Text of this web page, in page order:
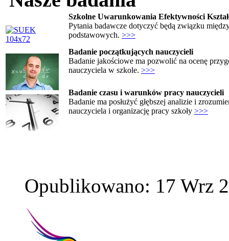
Szkolne Uwarunkowania Efektywności
Pytania badawcze dotyczyć będą związku
podstawowych. >>>
Badanie początkujących nauczycieli
Badanie jakościowe ma pozwolić na ocenę
nauczyciela w szkole. >>>
Badanie czasu i warunków pracy nauczycieli
Badanie ma posłużyć głębszej analizie i
nauczyciela i organizację pracy szkoły >>>
Opublikowano: 17 Wrz